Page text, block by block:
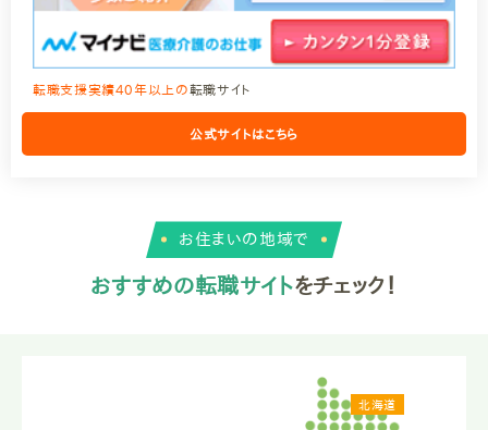
転職支援実績40年以上の転職サイト
公式サイトはこちら
お住まいの地域で
おすすめの転職サイトをチェック！
北海道